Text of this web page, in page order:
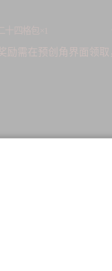
励需在预创角界面领